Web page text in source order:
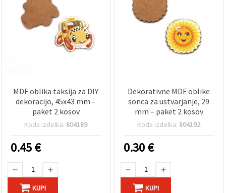
MDF oblika taksija za DIY
dekoracijo, 45x43 mm –
paket 2 kosov
Koda izdelka: 804189
0.45€
KUPI
Dekorativne MDF oblike
sonca za ustvarjanje, 29
mm – paket 2 kosov
Koda izdelka: 804192
0.30€
KUPI